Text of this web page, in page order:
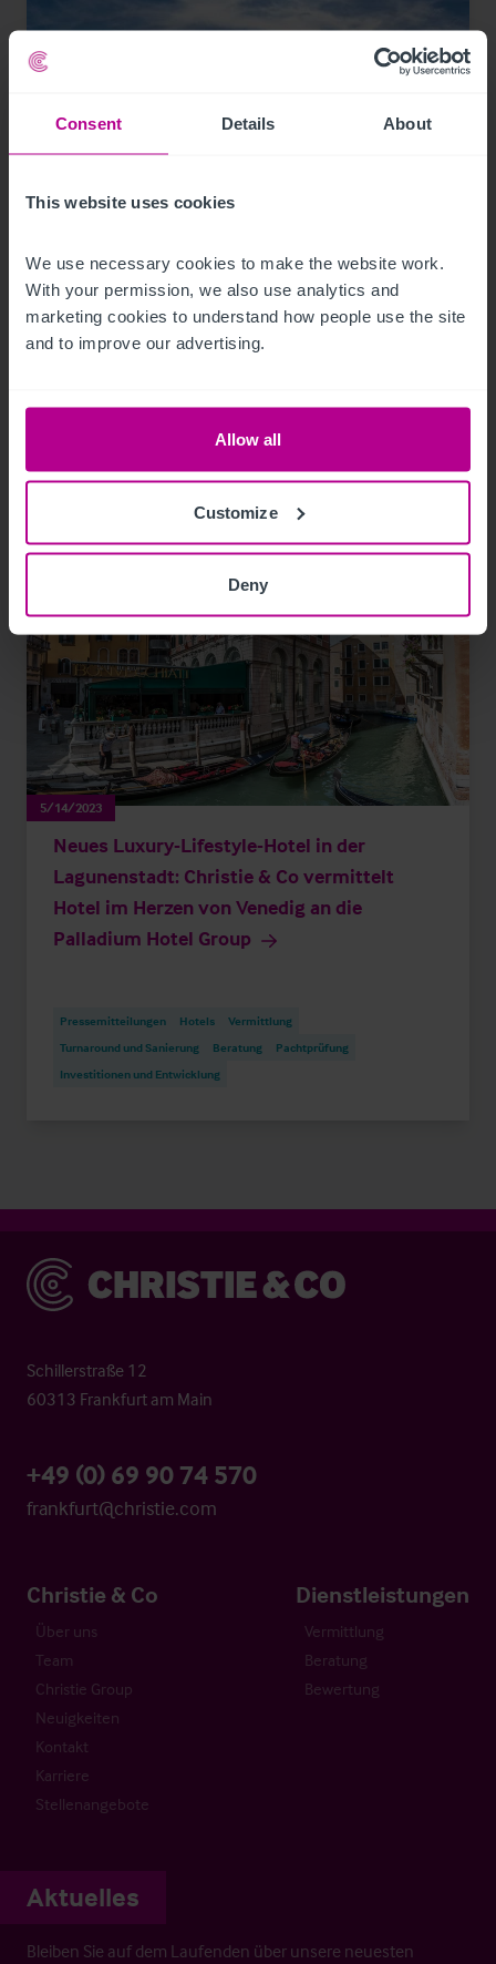
Consent Details About
This website uses cookies
We use necessary cookies to make the website work.
With your permission, we also use analytics and
marketing cookies to understand how people use the site
and to improve our advertising.
Allow all
Customize
Deny
Christie & Co vermittelt neuen Hotelpächter
für das Mainfranken Center Bamberg
5/14/2023
Neues Luxury-Lifestyle-Hotel in der
Lagunenstadt: Christie & Co vermittelt
Hotel im Herzen von Venedig an die
Palladium Hotel Group
Pressemitteilungen Hotels
Vermittlung
Turnaround und Sanierung
Beratung
Pachtprüfung
Investitionen und Entwicklung
Christie & Co
Schillerstraße 12
60313 Frankfurt am Main
+49 (0) 69 90 74 570
frankfurt@christie.com
Christie & Co
Über uns
Team
Christie Group
Neuigkeiten
Kontakt
Karriere
Stellenangebote
Dienstleistungen
Vermittlung
Beratung
Bewertung
Aktuelles
Bleiben Sie auf dem Laufenden über unsere neuesten